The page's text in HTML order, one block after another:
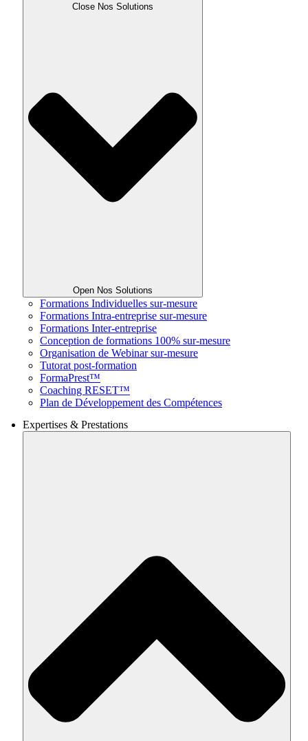
Close Nos Solutions
Open Nos Solutions
Formations Individuelles sur-mesure
Formations Intra-entreprise sur-mesure
Formations Inter-entreprise
Conception de formations 100% sur-mesure
Organisation de Webinar sur-mesure
Tutorat post-formation
FormaPrest™
Coaching RESET™
Plan de Développement des Compétences
Expertises & Prestations